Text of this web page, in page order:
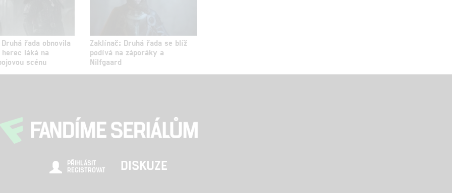
řada obnovila
láká na
scénu
Zaklínač: Druhá řada se blíž
podívá na záporáky a
Nilfgaard
PŘIHLÁSIT
REGISTROVAT
DISKUZE